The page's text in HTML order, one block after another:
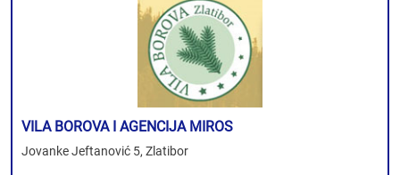
VILA BOROVA I AGENCIJA MIROS
Jovanke Jeftanović 5, Zlatibor